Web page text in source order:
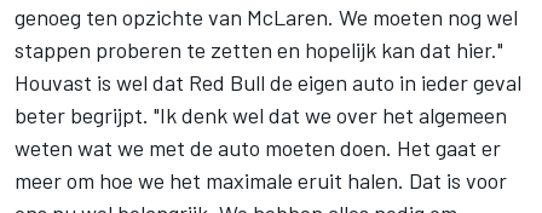
genoeg ten opzichte van McLaren. We moeten nog wel
stappen proberen te zetten en hopelijk kan dat hier."
Houvast is wel dat Red Bull de eigen auto in ieder geval
beter begrijpt. "Ik denk wel dat we over het algemeen
weten wat we met de auto moeten doen. Het gaat er
meer om hoe we het maximale eruit halen. Dat is voor